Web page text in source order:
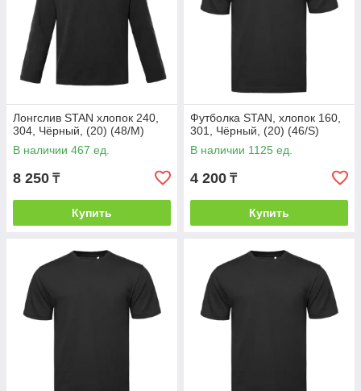
Лонгслив STAN хлопок 240,
304, Чёрный, (20) (48/M)
В наличии 467 ед.
8 250 ₸
Купить
Футболка STAN, хлопок 160,
301, Чёрный, (20) (46/S)
В наличии 1125 ед.
4 200 ₸
Купить